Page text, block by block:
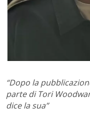
“Dopo la
parte di Tori
dice la sua”